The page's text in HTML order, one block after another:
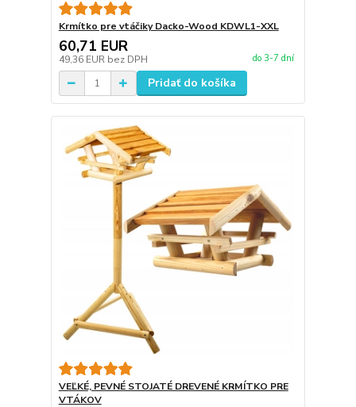
Krmítko pre vtáčiky Dacko-Wood KDWL1-XXL
60,71 EUR
49,36 EUR bez DPH do 3-7 dní
Pridať do košíka
VEĽKÉ, PEVNÉ STOJATÉ DREVENÉ KRMÍTKO PRE
VTÁKOV